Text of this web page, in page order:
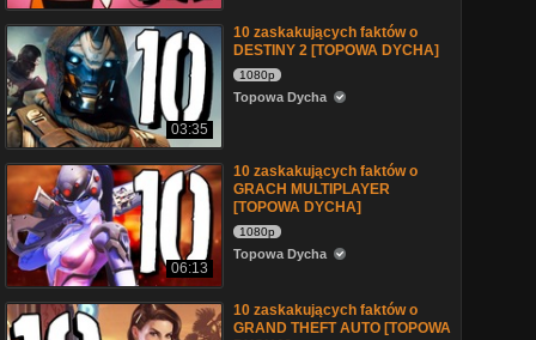
03:35
10 zaskakujących faktów o
DESTINY 2 [TOPOWA DYCHA]
1080p
Topowa Dycha
06:13
10 zaskakujących faktów o
GRACH MULTIPLAYER
[TOPOWA DYCHA]
1080p
Topowa Dycha
10 zaskakujących faktów o
GRAND THEFT AUTO [TOPOWA